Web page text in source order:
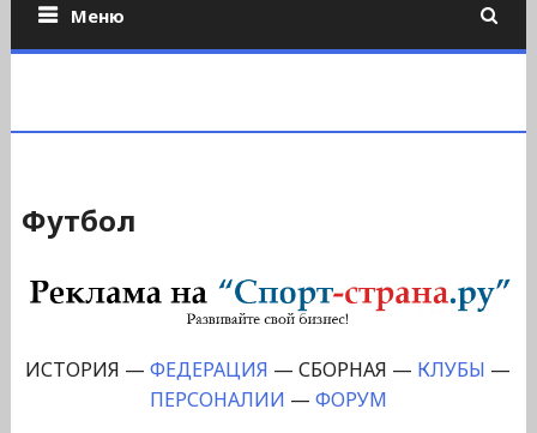
Меню
Футбол
ИСТОРИЯ —ФЕДЕРАЦИЯ — СБОРНАЯ — КЛУБЫ —
ПЕРСОНАЛИИ — ФОРУМ